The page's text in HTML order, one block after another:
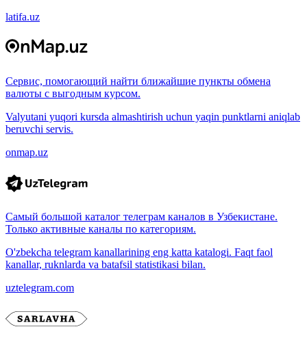
latifa.uz
Сервис, помогающий найти ближайшие пункты обмена
валюты с выгодным курсом.
Valyutani yuqori kursda almashtirish uchun yaqin punktlarni aniqlab
beruvchi servis.
onmap.uz
Самый большой каталог телеграм каналов в Узбекистане.
Только активные каналы по категориям.
O'zbekcha telegram kanallarining eng katta katalogi. Faqt faol
kanallar, ruknlarda va batafsil statistikasi bilan.
uztelegram.com